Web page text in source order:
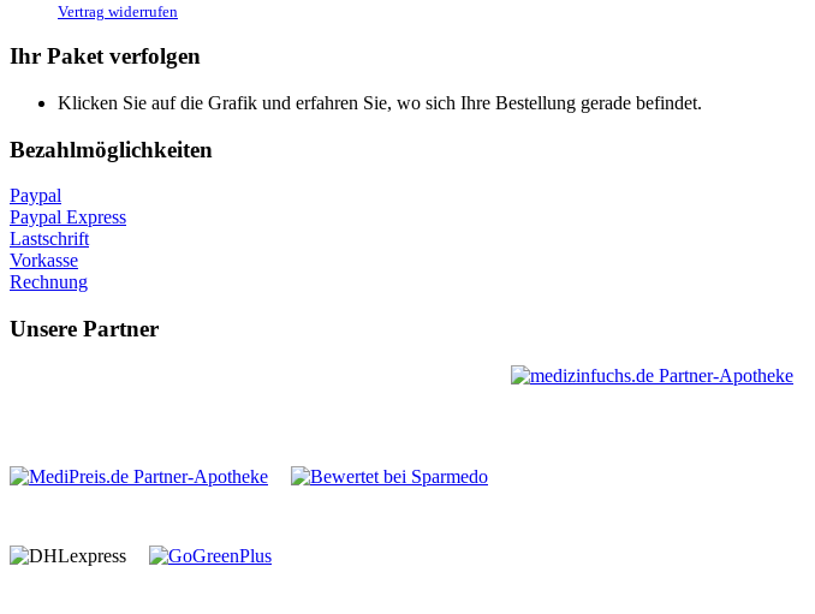
Vertrag widerrufen
Ihr Paket verfolgen
Klicken Sie auf die Grafik und erfahren Sie, wo sich Ihre Bestellung gerade befindet.
Bezahlmöglichkeiten
Paypal
Paypal Express
Lastschrift
Vorkasse
Rechnung
Unsere Partner